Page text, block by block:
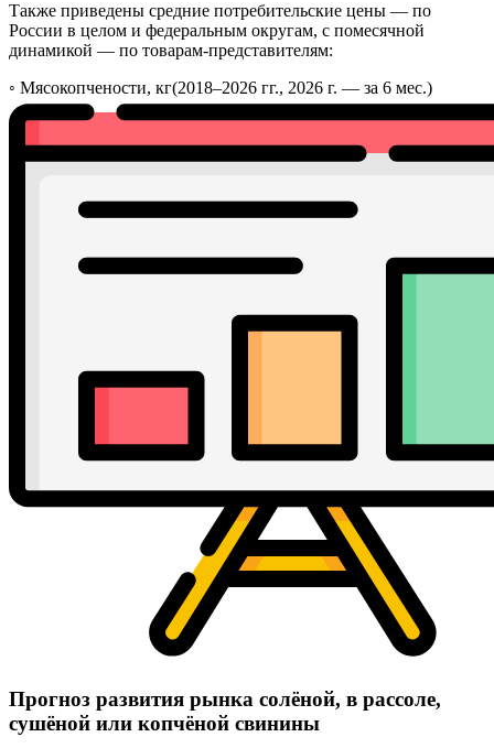
Также приведены средние потребительские цены — по
России в целом и федеральным округам, с помесячной
динамикой — по товарам-представителям:
◦ Мясокопчености, кг(2018–2026 гг., 2026 г. — за 6 мес.)
Прогноз развития рынка солёной, в рассоле,
сушёной или копчёной свинины